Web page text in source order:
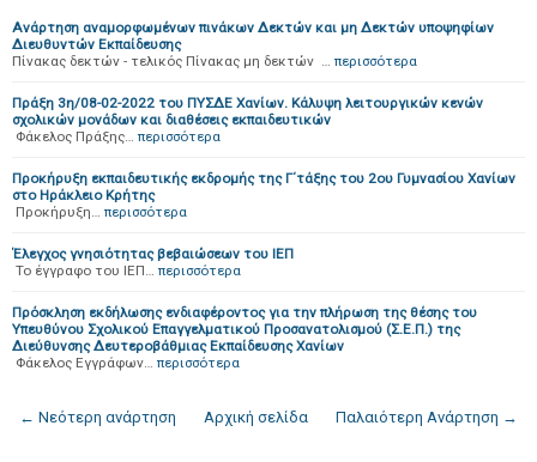
Ανάρτηση αναμορφωμένων πινάκων Δεκτών και μη Δεκτών υποψηφίων
Διευθυντών Εκπαίδευσης
Πίνακας δεκτών - τελικός Πίνακας μη δεκτών … περισσότερα
Πράξη 3η/08-02-2022 του ΠΥΣΔΕ Χανίων. Κάλυψη λειτουργικών κενών
σχολικών μονάδων και διαθέσεις εκπαιδευτικών
Φάκελος Πράξης… περισσότερα
Προκήρυξη εκπαιδευτικής εκδρομής της Γ΄τάξης του 2ου Γυμνασίου Χανίων
στο Ηράκλειο Κρήτης
Προκήρυξη… περισσότερα
Έλεγχος γνησιότητας βεβαιώσεων του ΙΕΠ
Το έγγραφο του ΙΕΠ… περισσότερα
Πρόσκληση εκδήλωσης ενδιαφέροντος για την πλήρωση της θέσης του
Υπευθύνου Σχολικού Επαγγελματικού Προσανατολισμού (Σ.Ε.Π.) της
Διεύθυνσης Δευτεροβάθμιας Εκπαίδευσης Χανίων
Φάκελος Εγγράφων… περισσότερα
← Νεότερη ανάρτηση Παλαιότερη Ανάρτηση →
Αρχική σελίδα